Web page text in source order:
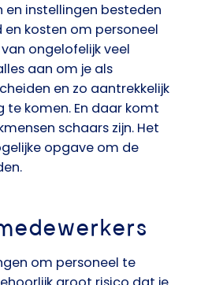
instellingen besteden
en kosten om personeel
ongelofelijk veel
aan om je als
en zo aantrekkelijk
te komen. En daar komt
schaars zijn. Het
opgave om de
om personeel te